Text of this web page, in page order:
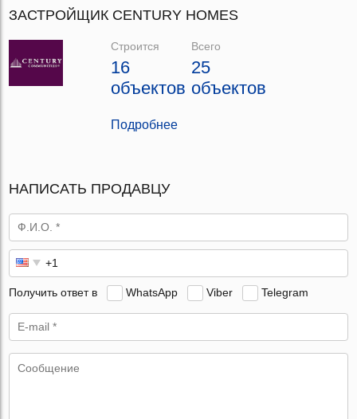
ЗАСТРОЙЩИК CENTURY HOMES
Строится
16
объектов
Всего
25
объектов
Подробнее
НАПИСАТЬ ПРОДАВЦУ
Получить ответ в WhatsApp Viber Telegram